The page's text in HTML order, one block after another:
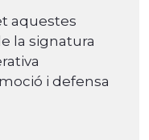
aquestes
la signatura
i defensa